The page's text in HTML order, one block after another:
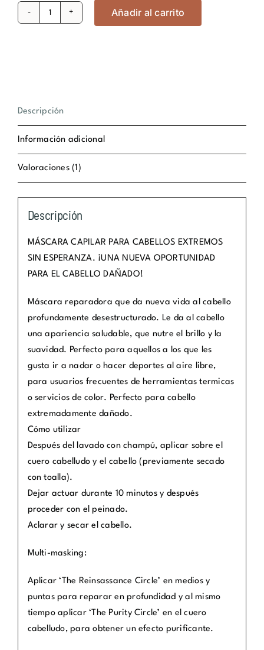
RENAISSANCE
Añadir al carrito
Descripción
Información adicional
Valoraciones (1)
Descripción
MÁSCARA CAPILAR PARA CABELLOS EXTREMOS
SIN ESPERANZA. ¡UNA NUEVA OPORTUNIDAD
PARA EL CABELLO DAÑADO!
Máscara reparadora que da nueva vida al cabello
profundamente desestructurado. Le da al cabello
una apariencia saludable, que nutre el brillo y la
suavidad. Perfecto para aquellos a los que les
gusta ir a nadar o hacer deportes al aire libre,
para usuarios frecuentes de herramientas termicas
o servicios de color. Perfecto para cabello
extremadamente dañado.
Cómo utilizar
Después del lavado con champú, aplicar sobre el
cuero cabelludo y el cabello (previamente secado
con toalla).
Dejar actuar durante 10 minutos y después
proceder con el peinado.
Aclarar y secar el cabello.
Multi-masking:
Aplicar ‘The Reinsassance Circle’ en medios y
puntas para reparar en profundidad y al mismo
tiempo aplicar ‘The Purity Circle’ en el cuero
cabelludo, para obtener un efecto purificante.